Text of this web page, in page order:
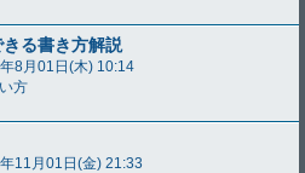
る書き方解説
8月01日(木) 10:14
方
11月01日(金) 21:33